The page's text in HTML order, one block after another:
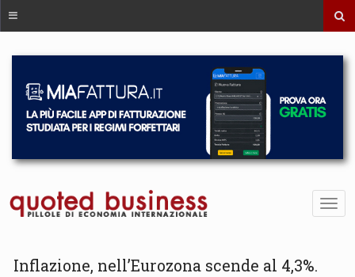
Inflazione, nell’Eurozona scende al 4,3%.